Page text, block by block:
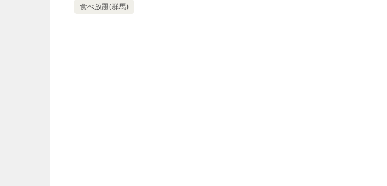
食べ放題(群馬)